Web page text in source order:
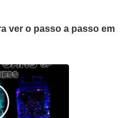
ver o passo a passo em